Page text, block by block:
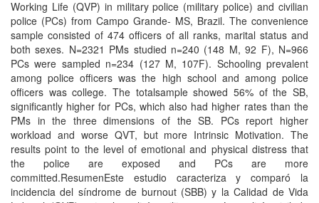
Working Life (QVP) in military police (military police) and civilian
police (PCs) from Campo Grande- MS, Brazil. The convenience
sample consisted of 474 officers of all ranks, marital status and
both sexes. N=2321 PMs studied n=240 (148 M, 92 F), N=966
PCs were sampled n=234 (127 M, 107F). Schooling prevalent
among police officers was the high school and among police
officers was college. The totalsample showed 56% of the SB,
significantly higher for PCs, which also had higher rates than the
PMs in the three dimensions of the SB. PCs report higher
workload and worse QVT, but more Intrinsic Motivation. The
results point to the level of emotional and physical distress that
the police are exposed and PCs are more
committed.ResumenEste estudio caracteriza y comparó la
incidencia del síndrome de burnout (SBB) y la Calidad de Vida